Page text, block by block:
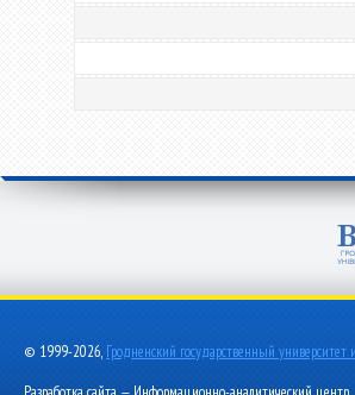
© 1999-2026, Гродненский государственный